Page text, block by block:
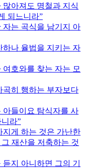
아져도 명철과 지식
되느니라
자는 곡식을 남기지 아
하나 율법을 지키는 자
호와를 찾는 자는 모
곡히 행하는 부자보다
아들이요 탐식자를 사
니라
지게 하는 것은 가난한
재산을 저축하는 것
지 아니하면 그의 기